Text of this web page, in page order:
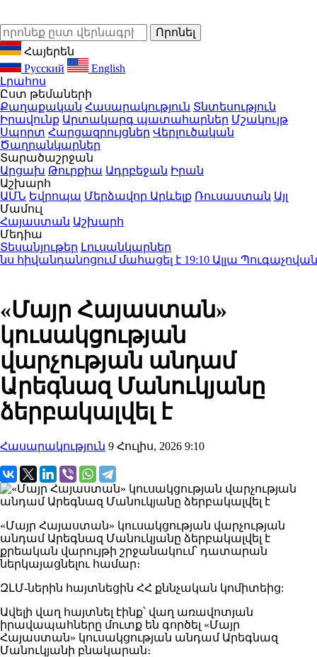
Հայերեն
Русский
English
Լրահոս
Ըստ թեմաների
Քաղաքական Հասարակություն Տնտեսություն
Իրավունք Արտակարգ պատահարներ Մշակույթ
Սպորտ Հարցազրույցներ Վերլուծական
Ծաղրանկարներ
Տարածաշրջան
Արցախ Թուրքիա Ադրբեջան Իրան
Աշխարհ
ԱՄՆ Եվրոպա Մերձավոր Արևելք Ռուսաստան Այլ
Մամուլ
Հայաստան Աշխարհ
Մեդիա
Տեսանյութեր Լուսանկարներ
մահացել է19:10Ալլա Պուգաչովան
«Մայր Հայաստան»
կուսակցության
վարչության անդամ
Արեգնազ Մանուկյանը
ձերբակալվել է
Հասարակություն 9 Հուլիս, 2026 9:10
«Մայր Հայաստան» կուսակցության վարչության
անդամ Արեգնազ Մանուկյանը ձերբակալվել է
քրեական վարույթի շրջանակում՝ դատարան
ներկայացնելու համար։
ԶԼՄ-ներին հայտնեցին ՀՀ քննչական կոմիտեից:
Ավելի վաղ հայտնել էինք՝ վաղ առավոտյան
իրավապահները մուտք են գործել «Մայր
Հայաստան» կուսակցության անդամ Արեգնազ
Մանուկյանի բնակարան։